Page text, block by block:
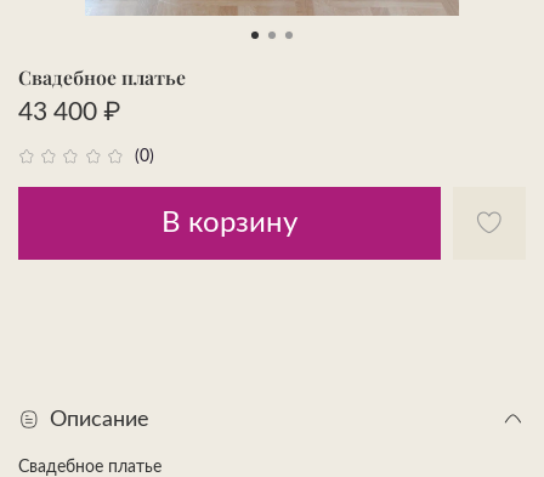
(0)
Свадебное платье
43 400 ₽
В корзину
Описание
Свадебное платье